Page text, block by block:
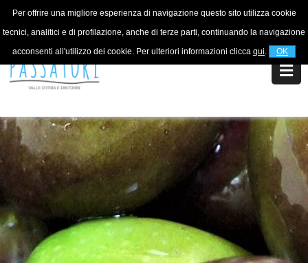
Per offrire una migliore esperienza di navigazione questo sito utilizza cookie
tecnici, analitici e di profilazione, anche di terze parti, continuando la navigazione
acconsenti all'utilizzo dei cookie. Per ulteriori informazioni clicca qui. OK
For information+39 320 5753268